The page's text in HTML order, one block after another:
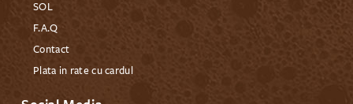
SOL
F.A.Q
Contact
Plata in rate cu cardul